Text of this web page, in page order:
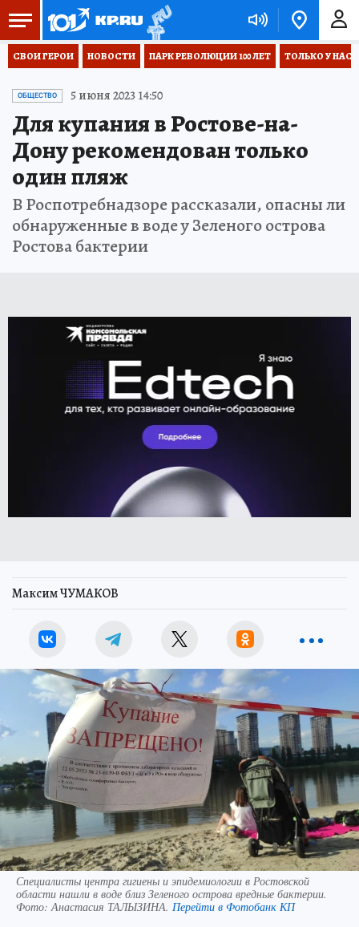
СВОИ ГЕРОИ НОВОСТИ ПАРК РЕВОЛЮЦИИ 100 ЛЕТ ТОЛЬКО У НАС
ОБЩЕСТВО 5 июня 2023 14:50
Для купания в Ростове-на-
Дону рекомендован только
один пляж
В Роспотребнадзоре рассказали, опасны ли
обнаруженные в воде у Зеленого острова
Ростова бактерии
Максим ЧУМАКОВ
Специалисты центра гигиены и эпидемиологии в Ростовской
области нашли в воде близ Зеленого острова вредные бактерии.
Фото:Анастасия ТАЛЫЗИНА. Перейти в Фотобанк КП